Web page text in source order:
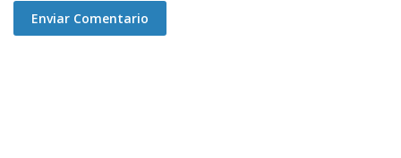
Enviar Comentario